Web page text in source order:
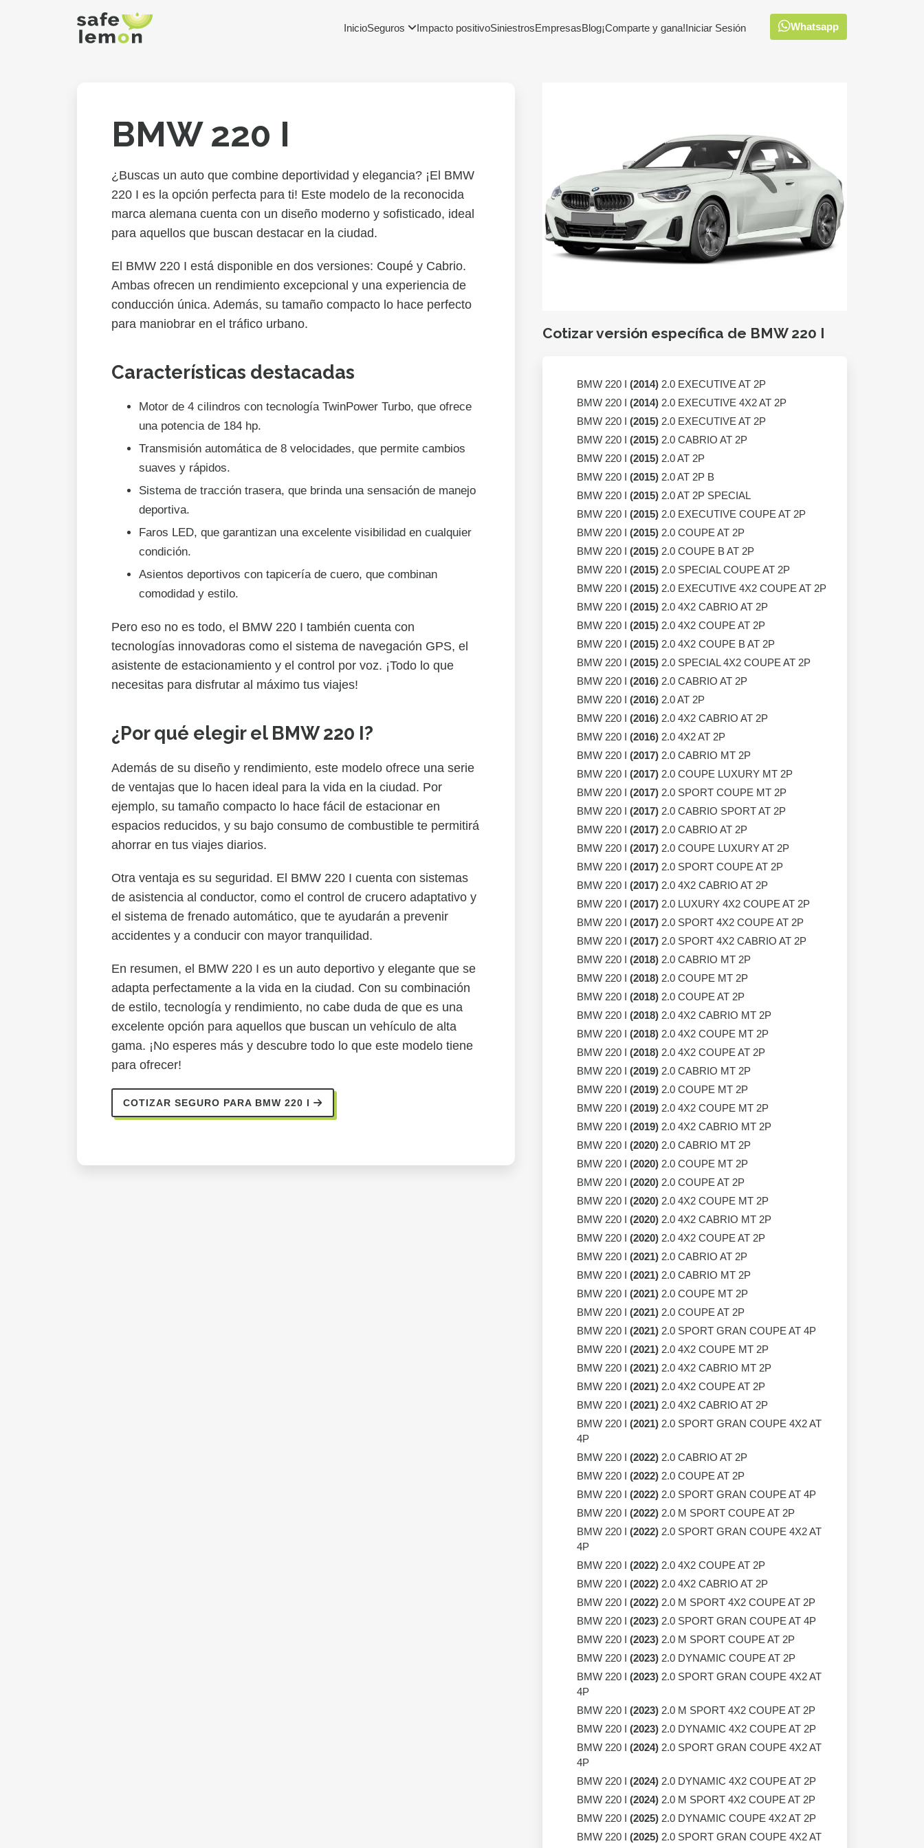
InicioSeguros Impacto positivoSiniestrosEmpresasBlog¡Comparte y gana!Iniciar Sesión Whatsapp
BMW 220 I
¿Buscas un auto que combine deportividad y elegancia? ¡El BMW
220 I es la opción perfecta para ti! Este modelo de la reconocida
marca alemana cuenta con un diseño moderno y sofisticado, ideal
para aquellos que buscan destacar en la ciudad.
El BMW 220 I está disponible en dos versiones: Coupé y Cabrio.
Ambas ofrecen un rendimiento excepcional y una experiencia de
conducción única. Además, su tamaño compacto lo hace perfecto
para maniobrar en el tráfico urbano.
Características destacadas
Motor de 4 cilindros con tecnología TwinPower Turbo, que ofrece
una potencia de 184 hp.
Transmisión automática de 8 velocidades, que permite cambios
suaves y rápidos.
Sistema de tracción trasera, que brinda una sensación de manejo
deportiva.
Faros LED, que garantizan una excelente visibilidad en cualquier
condición.
Asientos deportivos con tapicería de cuero, que combinan
comodidad y estilo.
Pero eso no es todo, el BMW 220 I también cuenta con
tecnologías innovadoras como el sistema de navegación GPS, el
asistente de estacionamiento y el control por voz. ¡Todo lo que
necesitas para disfrutar al máximo tus viajes!
¿Por qué elegir el BMW 220 I?
Además de su diseño y rendimiento, este modelo ofrece una serie
de ventajas que lo hacen ideal para la vida en la ciudad. Por
ejemplo, su tamaño compacto lo hace fácil de estacionar en
espacios reducidos, y su bajo consumo de combustible te permitirá
ahorrar en tus viajes diarios.
Otra ventaja es su seguridad. El BMW 220 I cuenta con sistemas
de asistencia al conductor, como el control de crucero adaptativo y
el sistema de frenado automático, que te ayudarán a prevenir
accidentes y a conducir con mayor tranquilidad.
En resumen, el BMW 220 I es un auto deportivo y elegante que se
adapta perfectamente a la vida en la ciudad. Con su combinación
de estilo, tecnología y rendimiento, no cabe duda de que es una
excelente opción para aquellos que buscan un vehículo de alta
gama. ¡No esperes más y descubre todo lo que este modelo tiene
para ofrecer!
COTIZAR SEGURO PARA BMW 220 I
Cotizar versión específica de BMW 220 I
BMW 220 I (2014) 2.0 EXECUTIVE AT 2P
BMW 220 I (2014) 2.0 EXECUTIVE 4X2 AT 2P
BMW 220 I (2015) 2.0 EXECUTIVE AT 2P
BMW 220 I (2015) 2.0 CABRIO AT 2P
BMW 220 I (2015) 2.0 AT 2P
BMW 220 I (2015) 2.0 AT 2P B
BMW 220 I (2015) 2.0 AT 2P SPECIAL
BMW 220 I (2015) 2.0 EXECUTIVE COUPE AT 2P
BMW 220 I (2015) 2.0 COUPE AT 2P
BMW 220 I (2015) 2.0 COUPE B AT 2P
BMW 220 I (2015) 2.0 SPECIAL COUPE AT 2P
BMW 220 I (2015) 2.0 EXECUTIVE 4X2 COUPE AT 2P
BMW 220 I (2015) 2.0 4X2 CABRIO AT 2P
BMW 220 I (2015) 2.0 4X2 COUPE AT 2P
BMW 220 I (2015) 2.0 4X2 COUPE B AT 2P
BMW 220 I (2015) 2.0 SPECIAL 4X2 COUPE AT 2P
BMW 220 I (2016) 2.0 CABRIO AT 2P
BMW 220 I (2016) 2.0 AT 2P
BMW 220 I (2016) 2.0 4X2 CABRIO AT 2P
BMW 220 I (2016) 2.0 4X2 AT 2P
BMW 220 I (2017) 2.0 CABRIO MT 2P
BMW 220 I (2017) 2.0 COUPE LUXURY MT 2P
BMW 220 I (2017) 2.0 SPORT COUPE MT 2P
BMW 220 I (2017) 2.0 CABRIO SPORT AT 2P
BMW 220 I (2017) 2.0 CABRIO AT 2P
BMW 220 I (2017) 2.0 COUPE LUXURY AT 2P
BMW 220 I (2017) 2.0 SPORT COUPE AT 2P
BMW 220 I (2017) 2.0 4X2 CABRIO AT 2P
BMW 220 I (2017) 2.0 LUXURY 4X2 COUPE AT 2P
BMW 220 I (2017) 2.0 SPORT 4X2 COUPE AT 2P
BMW 220 I (2017) 2.0 SPORT 4X2 CABRIO AT 2P
BMW 220 I (2018) 2.0 CABRIO MT 2P
BMW 220 I (2018) 2.0 COUPE MT 2P
BMW 220 I (2018) 2.0 COUPE AT 2P
BMW 220 I (2018) 2.0 4X2 CABRIO MT 2P
BMW 220 I (2018) 2.0 4X2 COUPE MT 2P
BMW 220 I (2018) 2.0 4X2 COUPE AT 2P
BMW 220 I (2019) 2.0 CABRIO MT 2P
BMW 220 I (2019) 2.0 COUPE MT 2P
BMW 220 I (2019) 2.0 4X2 COUPE MT 2P
BMW 220 I (2019) 2.0 4X2 CABRIO MT 2P
BMW 220 I (2020) 2.0 CABRIO MT 2P
BMW 220 I (2020) 2.0 COUPE MT 2P
BMW 220 I (2020) 2.0 COUPE AT 2P
BMW 220 I (2020) 2.0 4X2 COUPE MT 2P
BMW 220 I (2020) 2.0 4X2 CABRIO MT 2P
BMW 220 I (2020) 2.0 4X2 COUPE AT 2P
BMW 220 I (2021) 2.0 CABRIO AT 2P
BMW 220 I (2021) 2.0 CABRIO MT 2P
BMW 220 I (2021) 2.0 COUPE MT 2P
BMW 220 I (2021) 2.0 COUPE AT 2P
BMW 220 I (2021) 2.0 SPORT GRAN COUPE AT 4P
BMW 220 I (2021) 2.0 4X2 COUPE MT 2P
BMW 220 I (2021) 2.0 4X2 CABRIO MT 2P
BMW 220 I (2021) 2.0 4X2 COUPE AT 2P
BMW 220 I (2021) 2.0 4X2 CABRIO AT 2P
BMW 220 I (2021) 2.0 SPORT GRAN COUPE 4X2 AT
4P
BMW 220 I (2022) 2.0 CABRIO AT 2P
BMW 220 I (2022) 2.0 COUPE AT 2P
BMW 220 I (2022) 2.0 SPORT GRAN COUPE AT 4P
BMW 220 I (2022) 2.0 M SPORT COUPE AT 2P
BMW 220 I (2022) 2.0 SPORT GRAN COUPE 4X2 AT
4P
BMW 220 I (2022) 2.0 4X2 COUPE AT 2P
BMW 220 I (2022) 2.0 4X2 CABRIO AT 2P
BMW 220 I (2022) 2.0 M SPORT 4X2 COUPE AT 2P
BMW 220 I (2023) 2.0 SPORT GRAN COUPE AT 4P
BMW 220 I (2023) 2.0 M SPORT COUPE AT 2P
BMW 220 I (2023) 2.0 DYNAMIC COUPE AT 2P
BMW 220 I (2023) 2.0 SPORT GRAN COUPE 4X2 AT
4P
BMW 220 I (2023) 2.0 M SPORT 4X2 COUPE AT 2P
BMW 220 I (2023) 2.0 DYNAMIC 4X2 COUPE AT 2P
BMW 220 I (2024) 2.0 SPORT GRAN COUPE 4X2 AT
4P
BMW 220 I (2024) 2.0 DYNAMIC 4X2 COUPE AT 2P
BMW 220 I (2024) 2.0 M SPORT 4X2 COUPE AT 2P
BMW 220 I (2025) 2.0 DYNAMIC COUPE 4X2 AT 2P
BMW 220 I (2025) 2.0 SPORT GRAN COUPE 4X2 AT